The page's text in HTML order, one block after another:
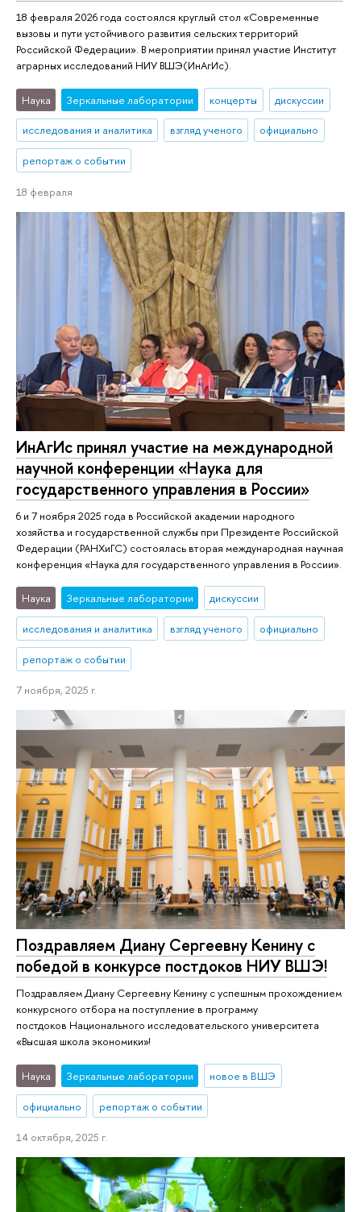
18 февраля 2026 года состоялся круглый стол «Современные
вызовы и пути устойчивого развития сельских территорий
Российской Федерации». В мероприятии принял участие Институт
аграрных исследований НИУ ВШЭ(ИнАгИс).
Наука Зеркальные лаборатории концерты дискуссии
исследования и аналитика взгляд ученого официально
репортаж о событии
18 февраля
ИнАгИс принял участие на международной
научной конференции «Наука для
государственного управления в России»
6 и 7 ноября 2025 года в Российской академии народного
хозяйства и государственной службы при Президенте Российской
Федерации (РАНХиГС) состоялась вторая международная научная
конференция «Наука для государственного управления в России».
Наука Зеркальные лаборатории дискуссии
исследования и аналитика взгляд ученого официально
репортаж о событии
7 ноября, 2025 г.
Поздравляем Диану Сергеевну Кенину с
победой в конкурсе постдоков НИУ ВШЭ!
Поздравляем Диану Сергеевну Кенину с успешным прохождением
конкурсного отбора на поступление в программу
постдоков Национального исследовательского университета
«Высшая школа экономики»!
Наука Зеркальные лаборатории новое в ВШЭ
официально репортаж о событии
14 октября, 2025 г.